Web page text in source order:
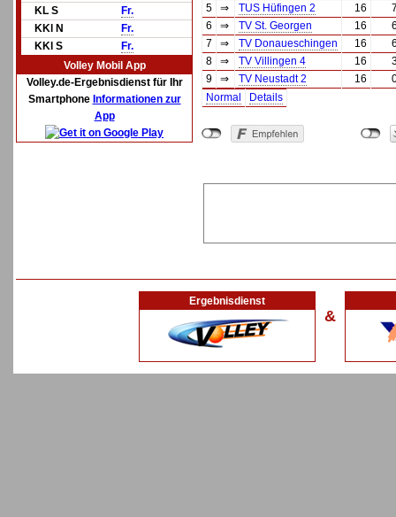
KL S
Fr.
KKl N
Fr.
KKl S
Fr.
Volley Mobil App
Volley.de-Ergebnisdienst für Ihr
Smartphone Informationen zur
App
5
⇒ TUS Hüfingen 2 16
6
⇒ TV St. Georgen 16
7
⇒ TV Donaueschingen 16
8
⇒ TV Villingen 4 16
9
⇒ TV Neustadt 2 16
Normal
Details
Ergebnisdienst
&